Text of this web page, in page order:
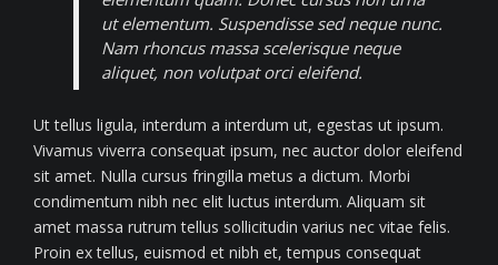
ut elementum. Suspendisse sed neque nunc.
Nam rhoncus massa scelerisque neque
aliquet, non volutpat orci eleifend.
Ut tellus ligula, interdum a interdum ut, egestas ut ipsum.
Vivamus viverra consequat ipsum, nec auctor dolor eleifend
sit amet. Nulla cursus fringilla metus a dictum. Morbi
condimentum nibh nec elit luctus interdum. Aliquam sit
amet massa rutrum tellus sollicitudin varius nec vitae felis.
Proin ex tellus, euismod et nibh et, tempus consequat